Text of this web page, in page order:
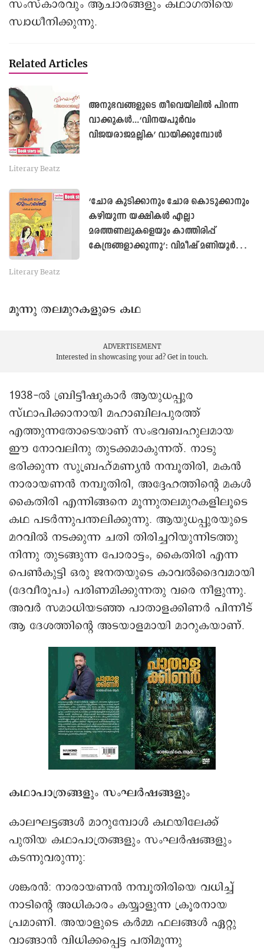
സംസ്കാരവും ആചാരങ്ങളും കഥാഗതിയെ
സ്വാധീനിക്കുന്നു.
Related Articles
അനുഭവങ്ങളുടെ തീവെയിലിൽ പിറന്ന
വാക്കുകൾ...‘വിനയപൂർവം
വിജയരാജമല്ലിക’ വായിക്കുമ്പോൾ
Literary Beatz
‘ചോര കുടിക്കാനും ചോര കൊടുക്കാനും
കഴിയുന്ന യക്ഷികൾ എല്ലാ
മരത്തണലുകളെയും കാത്തിരിപ്പ്
കേന്ദ്രങ്ങളാക്കുന്നു’: വിമീഷ് മണിയൂർ
Literary Beatz
മൂന്നു തലമുറകളുടെ കഥ
ADVERTISEMENT
Interested in showcasing your ad? Get in touch.
1938-ൽ ബ്രിട്ടീഷുകാർ ആയുധപ്പുര
സ്ഥാപിക്കാനായി മഹാബിലപുരത്ത്
എത്തുന്നതോടെയാണ് സംഭവബഹുലമായ
ഈ നോവലിനു തുടക്കമാകുന്നത്. നാടു
ഭരിക്കുന്ന സുബ്രഹ്മണ്യൻ നമ്പൂതിരി, മകൻ
നാരായണൻ നമ്പൂതിരി, അദ്ദേഹത്തിന്റെ മകൾ
കൈതിരി എന്നിങ്ങനെ മൂന്നുതലമുറകളിലൂടെ
കഥ പടർന്നുപന്തലിക്കുന്നു. ആയുധപ്പുരയുടെ
മറവിൽ നടക്കുന്ന ചതി തിരിച്ചറിയുന്നിടത്തു
നിന്നു തുടങ്ങുന്ന പോരാട്ടം, കൈതിരി എന്ന
പെൺകുട്ടി ഒരു ജനതയുടെ കാവൽദൈവമായി
(ദേവീരൂപം) പരിണമിക്കുന്നതു വരെ നീളുന്നു.
അവർ സമാധിയടഞ്ഞ പാതാളക്കിണർ പിന്നീട്
ആ ദേശത്തിന്റെ അടയാളമായി മാറുകയാണ്.
കഥാപാത്രങ്ങളും സംഘർഷങ്ങളും
കാലഘട്ടങ്ങൾ മാറുമ്പോൾ കഥയിലേക്ക്
പുതിയ കഥാപാത്രങ്ങളും സംഘർഷങ്ങളും
കടന്നുവരുന്നു:
ശങ്കരൻ: നാരായണൻ നമ്പൂതിരിയെ വധിച്ച്
നാടിന്റെ അധികാരം കയ്യാളുന്ന ക്രൂരനായ
പ്രമാണി. അയാളുടെ കർമ്മ ഫലങ്ങൾ ഏറ്റു
വാങ്ങാൻ വിധിക്കപ്പെട്ട പതിമൂന്നു